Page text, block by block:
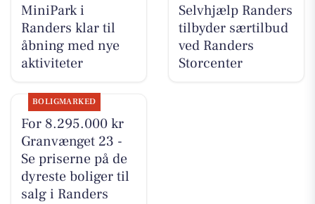
MiniPark i
Randers klar til
åbning med nye
aktiviteter
Selvhjælp Randers
tilbyder særtilbud
ved Randers
Storcenter
BOLIGMARKED
For 8.295.000 kr
Granvænget 23 -
Se priserne på de
dyreste boliger til
salg i Randers